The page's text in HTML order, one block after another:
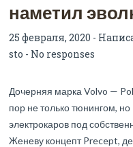
наметил
25 февраля, 2020 -
sto - No responses
Дочерняя марка Volvo —
пор не только тюнингом,
электрокаров под
Женеву концепт Precept,